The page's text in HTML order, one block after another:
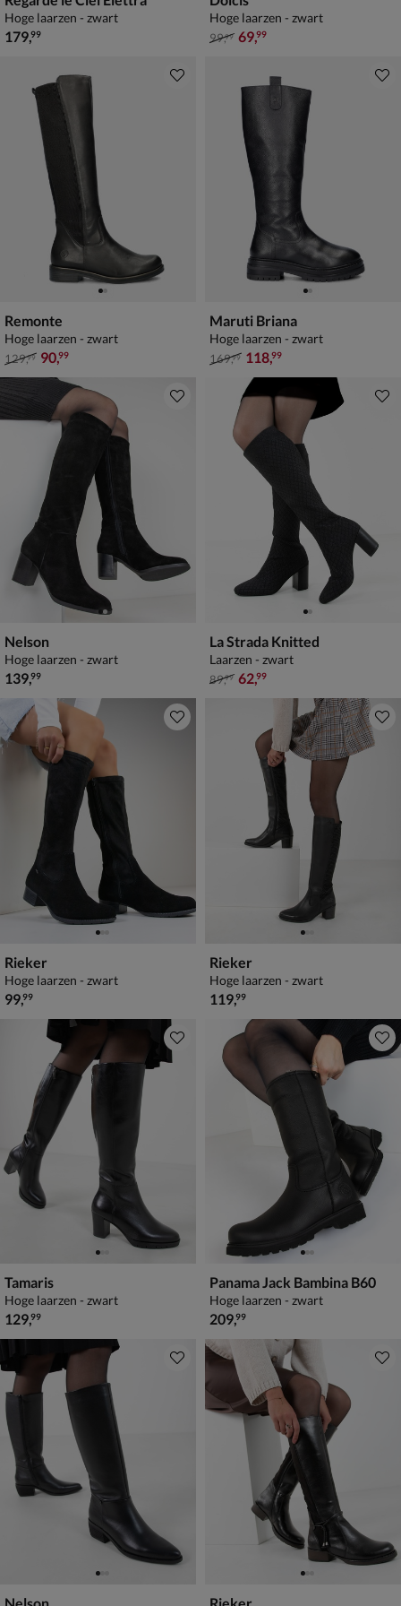
Hoge laarzen - zwart
€ 179,99
179,99
Hoge laarzen - zwart
van € 99,99 voor € 69,99
99,99 69,99
Remonte
Hoge laarzen - zwart
van € 129,99 voor € 90,99
129,99 90,99
Maruti Briana
Hoge laarzen - zwart
van € 169,99 voor € 118,99
169,99 118,99
Nelson
Hoge laarzen - zwart
€ 139,99
139,99
La Strada Knitted
Laarzen - zwart
van € 89,99 voor € 62,99
89,99 62,99
Rieker
Hoge laarzen - zwart
€ 99,99
99,99
Rieker
Hoge laarzen - zwart
€ 119,99
119,99
Tamaris
Hoge laarzen - zwart
€ 129,99
129,99
Panama Jack Bambina B60
Hoge laarzen - zwart
€ 209,99
209,99